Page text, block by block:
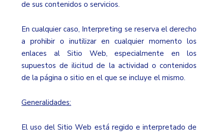
de sus contenidos o servicios.
En cualquier caso, Interpreting se reserva el derecho
a prohibir o inutilizar en cualquier momento los
enlaces al Sitio Web, especialmente en los
supuestos de ilicitud de la actividad o contenidos
de la página o sitio en el que se incluye el mismo.
Generalidades:
El uso del Sitio Web está regido e interpretado de